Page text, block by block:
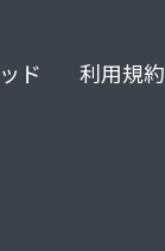
ド 利用規約